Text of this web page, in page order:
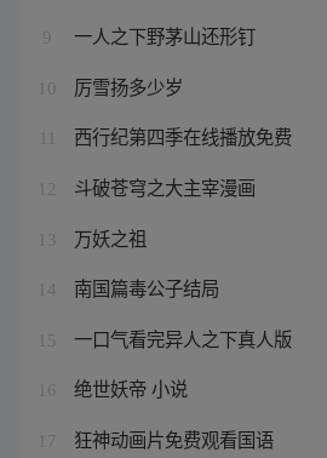
9 一人之下野茅山还形钉
10 厉雪扬多少岁
西行纪第四季在线播放免费
12 斗破苍穹之大主宰漫画
13 万妖之祖
14 南国篇毒公子结局
15 一口气看完异人之下真人版
16 绝世妖帝 小说
17 狂神动画片免费观看国语